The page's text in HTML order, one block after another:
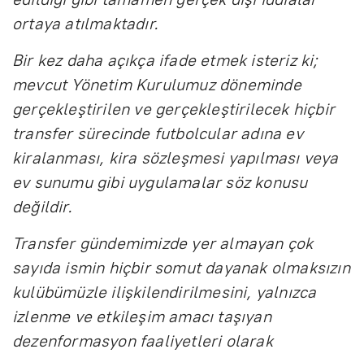
ortaya atılmaktadır.
Bir kez daha açıkça ifade etmek isteriz ki;
mevcut Yönetim Kurulumuz döneminde
gerçekleştirilen ve gerçekleştirilecek hiçbir
transfer sürecinde futbolcular adına ev
kiralanması, kira sözleşmesi yapılması veya
ev sunumu gibi uygulamalar söz konusu
değildir.
Transfer gündemimizde yer almayan çok
sayıda ismin hiçbir somut dayanak olmaksızın
kulübümüzle ilişkilendirilmesini, yalnızca
izlenme ve etkileşim amacı taşıyan
dezenformasyon faaliyetleri olarak